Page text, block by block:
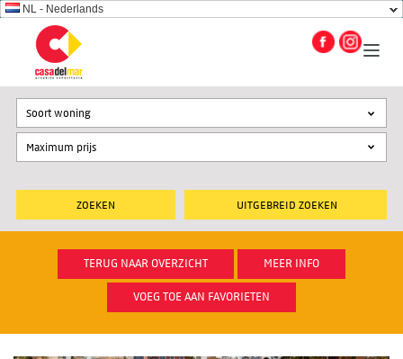
NL - Nederlands
UITGEBREID ZOEKEN
Soort woning
TERUG NAAR OVERZICHT MEER INFO
VOEG TOE AAN FAVORIETEN